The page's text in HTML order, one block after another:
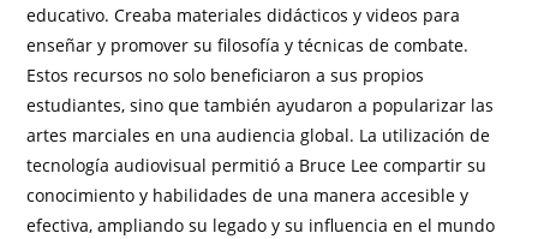
educativo. Creaba materiales didácticos y videos para
enseñar y promover su filosofía y técnicas de combate.
Estos recursos no solo beneficiaron a sus propios
estudiantes, sino que también ayudaron a popularizar las
artes marciales en una audiencia global. La utilización de
tecnología audiovisual permitió a Bruce Lee compartir su
conocimiento y habilidades de una manera accesible y
efectiva, ampliando su legado y su influencia en el mundo